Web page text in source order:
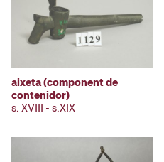
aixeta (component de
contenidor)
s. XVIII - s.XIX